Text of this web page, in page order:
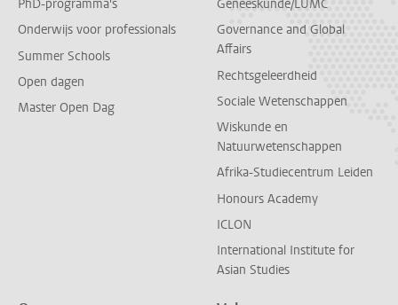
PhD-programma's
Onderwijs voor professionals
Summer Schools
Open dagen
Master Open Dag
Geneeskunde/LUMC
Governance and Global
Affairs
Rechtsgeleerdheid
Sociale Wetenschappen
Wiskunde en
Natuurwetenschappen
Afrika-Studiecentrum Leiden
Honours Academy
ICLON
International Institute for
Asian Studies